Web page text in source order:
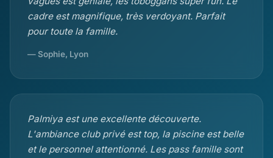
cadre est magnifique, très verdoyant. Parfait
pour toute la famille.
— Sophie, Lyon
Palmiya est une excellente découverte.
L'ambiance club privé est top, la piscine est belle
et le personnel attentionné. Les pass famille sont